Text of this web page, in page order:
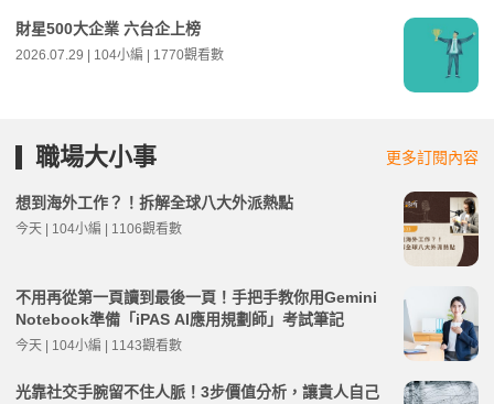
財星500大企業 六台企上榜
2026.07.29 | 104小編 | 1770觀看數
職場大小事 更多訂閱內容
想到海外工作？！拆解全球八大外派熱點
今天 | 104小編 | 1106觀看數
不用再從第一頁讀到最後一頁！手把手教你用Gemini
Notebook準備「iPAS AI應用規劃師」考試筆記
今天 | 104小編 | 1143觀看數
光靠社交手腕留不住人脈！3步價值分析，讓貴人自己